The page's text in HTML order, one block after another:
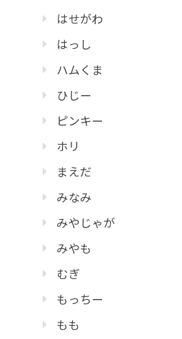
はせがわ
はっし
ハムくま
ひじー
ピンキー
ホリ
まえだ
みなみ
みやじゃが
みやも
むぎ
もっちー
もも